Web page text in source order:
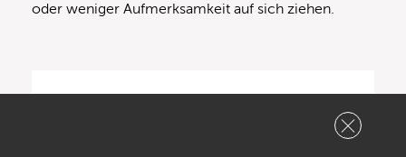
oder weniger Aufmerksamkeit auf sich ziehen.